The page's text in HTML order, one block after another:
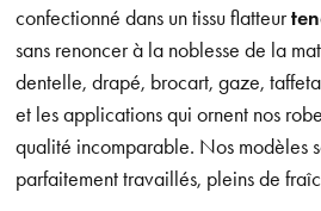
confectionné dans un tissu flatteur
sans renoncer à la noblesse de la
dentelle, drapé, brocart, gaze,
et les applications qui ornent nos
qualité incomparable. Nos modèles
parfaitement travaillés, pleins de